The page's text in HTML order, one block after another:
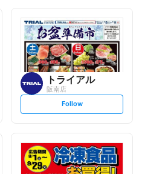
l
o
w
トライアル
阪南店
s
t
l
o
w
Follow